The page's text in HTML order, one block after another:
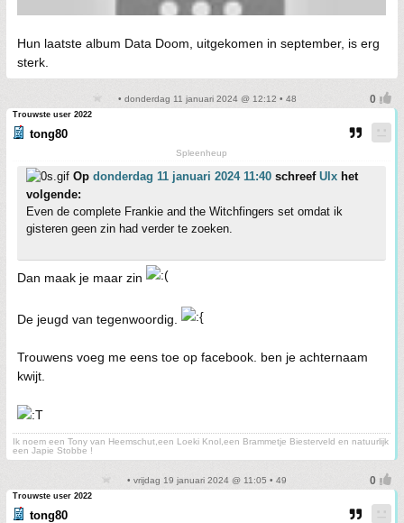
Hun laatste album Data Doom, uitgekomen in september, is erg
sterk.
• donderdag 11 januari 2024 @ 12:12 • 48
Trouwste user 2022
tong80
Spleenheup
Op donderdag 11 januari 2024 11:40 schreef Ulx het
volgende:
Even de complete Frankie and the Witchfingers set omdat ik
gisteren geen zin had verder te zoeken.
Dan maak je maar zin
De jeugd van tegenwoordig.
Trouwens voeg me eens toe op facebook. ben je achternaam
kwijt.
Ik noem een Tony van Heemschut,een Loeki Knol,een Brammetje Biesterveld en natuurlijk
een Japie Stobbe !
• vrijdag 19 januari 2024 @ 11:05 • 49
Trouwste user 2022
tong80